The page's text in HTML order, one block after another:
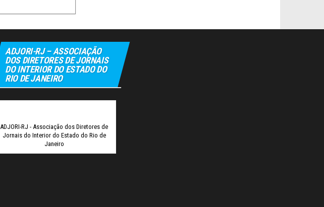
ADJORI-RJ – ASSOCIAÇÃO
DOS DIRETORES DE JORNAIS
DO INTERIOR DO ESTADO DO
RIO DE JANEIRO
ADJORI-RJ - Associação dos Diretores de
Jornais do Interior do Estado do Rio de
Janeiro